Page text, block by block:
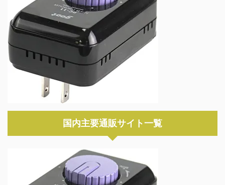
国内主要通販サイト一覧